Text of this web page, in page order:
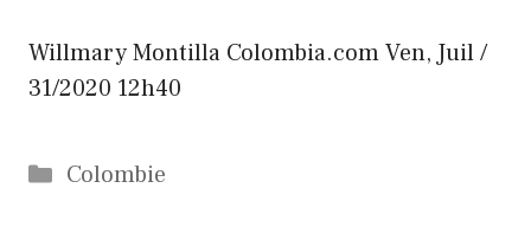
Willmary Montilla Colombia.comVen, Juil /
31/2020 12h40
Catégories
Colombie